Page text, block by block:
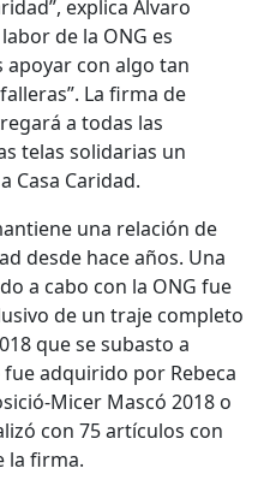
explica Álvaro
de la ONG es
con algo tan
La firma de
a todas las
telas solidarias un
Casa Caridad.
una relación de
desde hace años. Una
a cabo con la ONG fue
de un traje completo
que se subasto a
adquirido por Rebeca
Micer Mascó 2018 o
con 75 artículos con
la firma.